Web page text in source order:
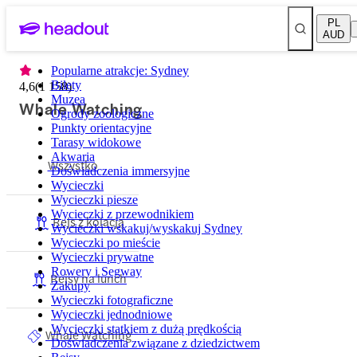
PL
AUD
Popularne atrakcje: Sydney
Bilety
Muzea
Ogrody zoologiczne
Punkty orientacyjne
Tarasy widokowe
Akwaria
Doświadczenia immersyjne
Wycieczki
Wycieczki piesze
Wycieczki z przewodnikiem
Wycieczki wskakuj/wyskakuj Sydney
Wycieczki po mieście
Wycieczki prywatne
Rowery i Segway
Zakupy
Wycieczki fotograficzne
Wycieczki jednodniowe
Wycieczki statkiem z dużą prędkością
Doświadczenia związane z dziedzictwem
4,6(1 158)
Whale Watching
Wszystko
Rejs z kolacją
Rejsy na lunch
Whale Watching